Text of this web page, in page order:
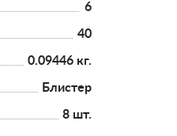
6
40
0.09446 кг.
Блистер
8 шт.